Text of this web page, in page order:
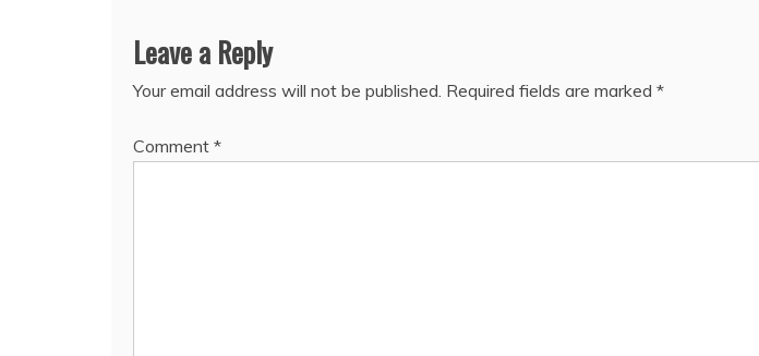
Leave a Reply
Your email address will not be published. Required fields are marked *
Comment *